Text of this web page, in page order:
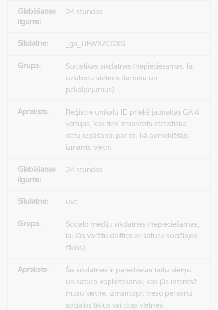
24 stundas
_ga_JJFWXZCDXQ
Statistikas sīkdatnes (nepieciešamas, lai
uzlabotu vietnes darbību un
pakalpojumus)
Reģistrē unikālu ID priekš jaunākās GA 4
versijas, kas tiek izmantots statistisko
datu iegūšanai par to, kā apmeklētājs
izmanto vietni.
24 stundas
uvc
Sociālo mediju sīkdatnes (nepieciešamas,
lai Jūs varētu dalīties ar saturu sociālajos
tīklos)
Šīs sīkdatnes ir paredzētas tādu vietņu
un satura koplietošanai, kas jūs interesē
mūsu vietnē, izmantojot trešo personu
sociālos tīklus vai citas vietnes.